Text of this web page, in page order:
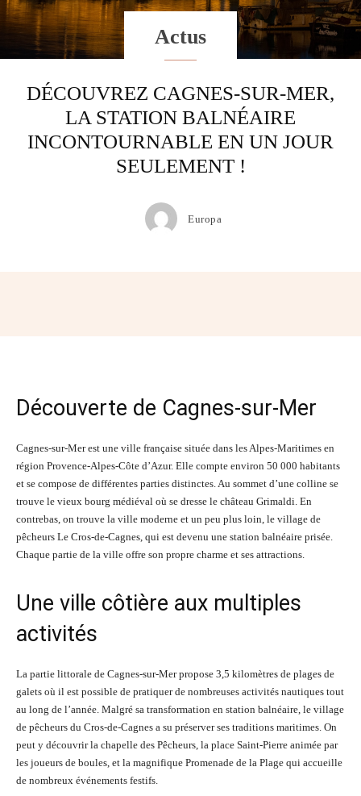
Actus
DÉCOUVREZ CAGNES-SUR-MER,
LA STATION BALNÉAIRE
INCONTOURNABLE EN UN JOUR
SEULEMENT !
Europa
Découverte de Cagnes-sur-Mer
Cagnes-sur-Mer est une ville française située dans les Alpes-Maritimes en
région Provence-Alpes-Côte d’Azur. Elle compte environ 50 000 habitants
et se compose de différentes parties distinctes. Au sommet d’une colline se
trouve le vieux bourg médiéval où se dresse le château Grimaldi. En
contrebas, on trouve la ville moderne et un peu plus loin, le village de
pêcheurs Le Cros-de-Cagnes, qui est devenu une station balnéaire prisée.
Chaque partie de la ville offre son propre charme et ses attractions.
Une ville côtière aux multiples
activités
La partie littorale de Cagnes-sur-Mer propose 3,5 kilomètres de plages de
galets où il est possible de pratiquer de nombreuses activités nautiques tout
au long de l’année. Malgré sa transformation en station balnéaire, le village
de pêcheurs du Cros-de-Cagnes a su préserver ses traditions maritimes. On
peut y découvrir la chapelle des Pêcheurs, la place Saint-Pierre animée par
les joueurs de boules, et la magnifique Promenade de la Plage qui accueille
de nombreux événements festifs.